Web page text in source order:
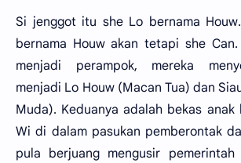
Si jenggot itu she Lo bernama
bernama Houw akan tetapi she
menjadi perampok, mereka
menjadi Lo Houw (Macan Tua) dan
Muda). Keduanya adalah bekas anak
Wi di dalam pasukan pemberontak
pula berjuang mengusir